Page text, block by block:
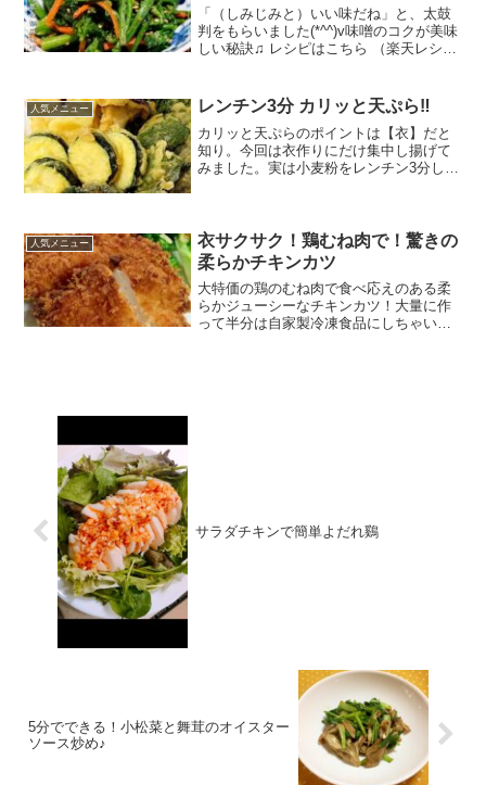
「（しみじみと）いい味だね」と、太鼓
判をもらいました(*^^)v味噌のコクが美味
しい秘訣♫ レシピはこちら （楽天レシ
だし汁すりゴマ（白）みんなのレビュー
人気メニュー レンチン3分 カリッと天ぷら‼
カリッと天ぷらのポイントは【衣】だと
知り。今回は衣作りにだけ集中し揚げて
みました。実は小麦粉をレンチン3分した
まご...
人気メニュー
衣サクサク！鶏むね肉で！驚きの
柔らかチキンカツ
大特価の鶏のむね肉で食べ応えのある柔
らかジューシーなチキンカツ！大量に作
って半分は自家製冷凍食品にしちゃいま
サラダチキンで簡単よだれ鷄
5分でできる！小松菜と舞茸のオイスター
ソース炒め♪